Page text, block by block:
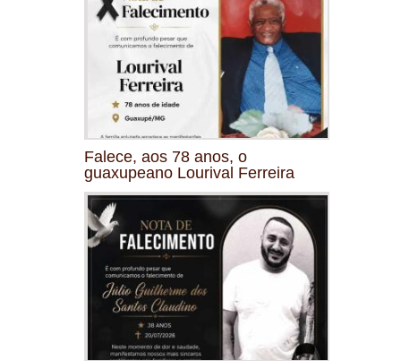
Falece, aos 78 anos, o
guaxupeano Lourival Ferreira